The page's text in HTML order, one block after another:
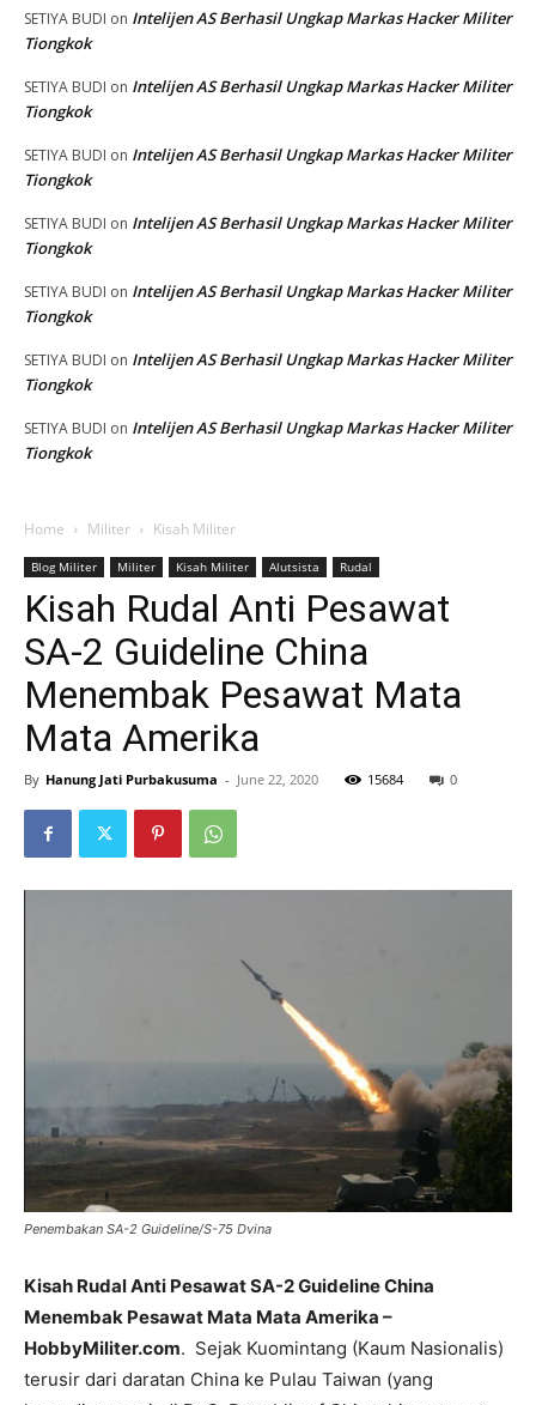
SETIYA BUDI on Intelijen AS Berhasil Ungkap Markas Hacker Militer
Tiongkok
SETIYA BUDI on Intelijen AS Berhasil Ungkap Markas Hacker Militer
Tiongkok
SETIYA BUDI on Intelijen AS Berhasil Ungkap Markas Hacker Militer
Tiongkok
SETIYA BUDI on Intelijen AS Berhasil Ungkap Markas Hacker Militer
Tiongkok
SETIYA BUDI on Intelijen AS Berhasil Ungkap Markas Hacker Militer
Tiongkok
SETIYA BUDI on Intelijen AS Berhasil Ungkap Markas Hacker Militer
Tiongkok
SETIYA BUDI on Intelijen AS Berhasil Ungkap Markas Hacker Militer
Tiongkok